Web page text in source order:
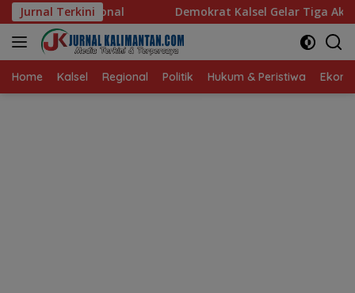
Langsung
ke
konten
Jurnal Terkini
Demokrat Kalsel Gelar Tiga Aksi untuk Rakyat
Home Kalsel Regional Politik Hukum & Peristiwa